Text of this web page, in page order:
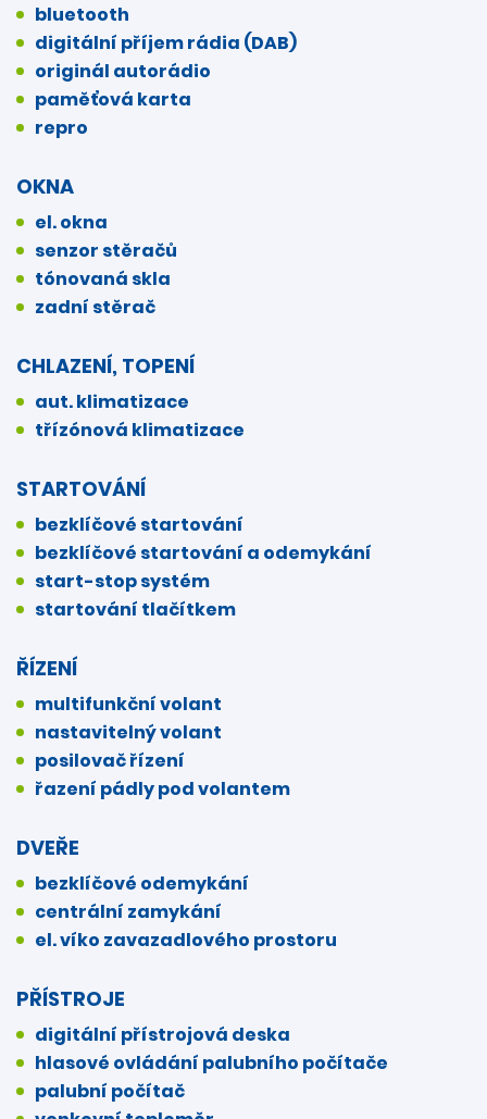
bluetooth
digitální příjem rádia (DAB)
originál autorádio
paměťová karta
repro
OKNA
el. okna
senzor stěračů
tónovaná skla
zadní stěrač
CHLAZENÍ, TOPENÍ
aut. klimatizace
třízónová klimatizace
STARTOVÁNÍ
bezklíčové startování
bezklíčové startování a odemykání
start-stop systém
startování tlačítkem
ŘÍZENÍ
multifunkční volant
nastavitelný volant
posilovač řízení
řazení pádly pod volantem
DVEŘE
bezklíčové odemykání
centrální zamykání
el. víko zavazadlového prostoru
PŘÍSTROJE
digitální přístrojová deska
hlasové ovládání palubního počítače
palubní počítač